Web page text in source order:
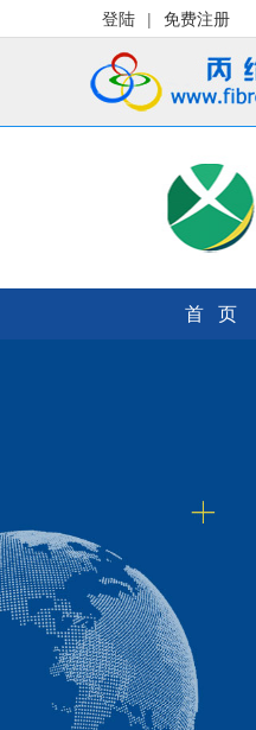
登陆 | 免费注册
首 页